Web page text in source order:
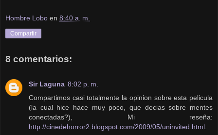
Hombre Lobo en 8:40 a. m.
Compartir
8 comentarios:
Sir Laguna 8:02 p. m.
Compartimos casi totalmente la opinion sobre esta pelicula
(la cual hice hace muy poco, que decias sobre mentes
conectadas?), Mi reseña:
http://cinedehorror2.blogspot.com/2009/05/uninvited.html